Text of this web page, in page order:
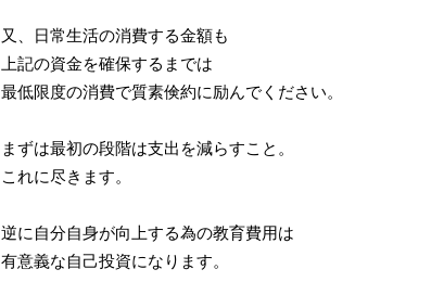
又、日常生活の消費する金額も
上記の資金を確保するまでは
最低限度の消費で質素倹約に励んでください。
まずは最初の段階は支出を減らすこと。
これに尽きます。
逆に自分自身が向上する為の教育費用は
有意義な自己投資になります。